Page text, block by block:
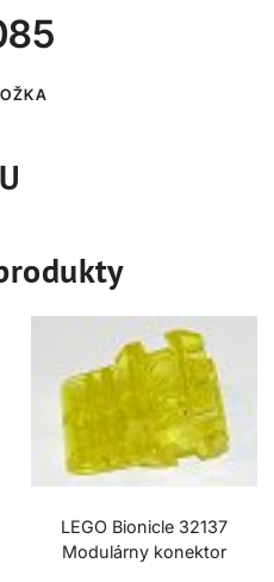
LEGO Bionicle 32137
Modulárny konektor